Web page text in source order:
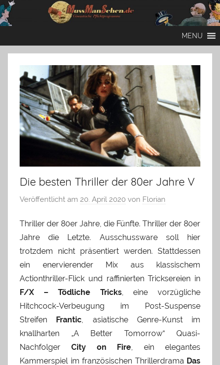
Zum
Inhalt
MENU
Die besten Thriller der 80er Jahre V
Veröffentlicht am 20. April 2020 von Florian
Thriller der 80er Jahre, die Fünfte. Thriller der 80er
Jahre die Letzte. Ausschussware soll hier
trotzdem nicht präsentiert werden. Stattdessen
ein enervierender Mix aus klassischem
Actionthriller-Flick und raffinierten Tricksereien in
F/X – Tödliche Tricks, eine vorzügliche
Hitchcock-Verbeugung im Post-Suspense
Streifen Frantic, asiatische Genre-Kunst im
knallharten „A Better Tomorrow“ Quasi-
Nachfolger City on Fire, ein elegantes
Kammerspiel im französischen Thrillerdrama Das